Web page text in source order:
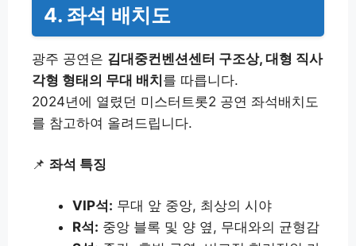
4. 좌석 배치도
광주 공연은 김대중컨벤션센터 구조상, 대형 직사
각형 형태의 무대 배치를 따릅니다.
2024년에 열렸던 미스터트롯2 공연 좌석배치도
를 참고하여 올려드립니다.
📌 좌석 특징
VIP석: 무대 앞 중앙, 최상의 시야
R석: 중앙 블록 및 양 옆, 무대와의 균형감